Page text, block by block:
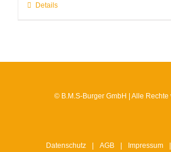
Details
© B.M.S-Burger GmbH | Alle Rechte
Datenschutz AGB Impressum